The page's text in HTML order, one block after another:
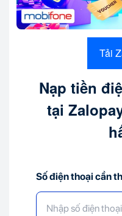
Tải
Nạp tiền
tại